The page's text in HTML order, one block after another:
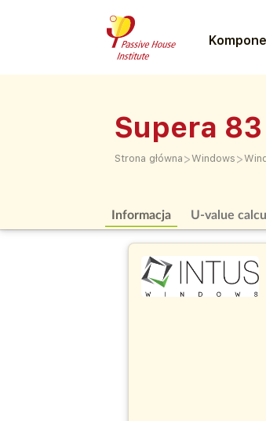
Supera
Strona główna >Windows >
Informacja U-value